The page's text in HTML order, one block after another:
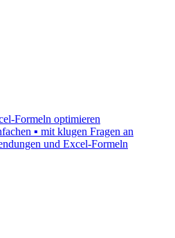
Formeln optimieren
▪ mit klugen Fragen an
und Excel-Formeln